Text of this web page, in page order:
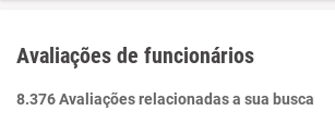
Avaliações de funcionários
8.376 Avaliações relacionadas a sua busca